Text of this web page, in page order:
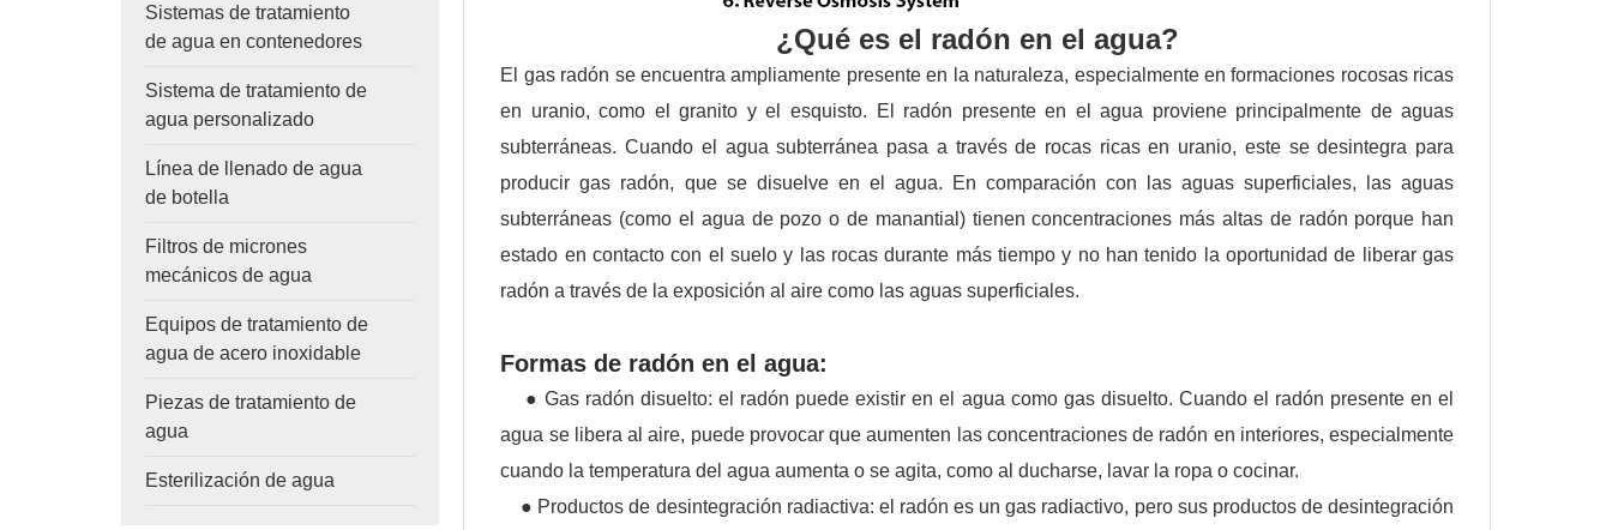
Sistemas de tratamiento
de agua en contenedores
Sistema de tratamiento de
agua personalizado
Línea de llenado de agua
de botella
Filtros de micrones
mecánicos de agua
Equipos de tratamiento de
agua de acero inoxidable
Piezas de tratamiento de
agua
Esterilización de agua
¿Qué es el radón en el agua?
El gas radón se encuentra ampliamente presente en la naturaleza, especialmente en formaciones rocosas ricas
en uranio, como el granito y el esquisto. El radón presente en el agua proviene principalmente de aguas
subterráneas. Cuando el agua subterránea pasa a través de rocas ricas en uranio, este se desintegra para
producir gas radón, que se disuelve en el agua. En comparación con las aguas superficiales, las aguas
subterráneas (como el agua de pozo o de manantial) tienen concentraciones más altas de radón porque han
estado en contacto con el suelo y las rocas durante más tiempo y no han tenido la oportunidad de liberar gas
radón a través de la exposición al aire como las aguas superficiales.
Formas de radón en el agua:
● Gas radón disuelto: el radón puede existir en el agua como gas disuelto. Cuando el radón presente en el
agua se libera al aire, puede provocar que aumenten las concentraciones de radón en interiores, especialmente
cuando la temperatura del agua aumenta o se agita, como al ducharse, lavar la ropa o cocinar.
● Productos de desintegración radiactiva: el radón es un gas radiactivo, pero sus productos de desintegración